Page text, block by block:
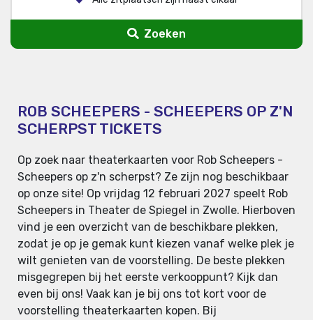
Zoeken
ROB SCHEEPERS - SCHEEPERS OP Z'N
SCHERPST TICKETS
Op zoek naar theaterkaarten voor Rob Scheepers -
Scheepers op z'n scherpst? Ze zijn nog beschikbaar
op onze site! Op vrijdag 12 februari 2027 speelt Rob
Scheepers in Theater de Spiegel in Zwolle. Hierboven
vind je een overzicht van de beschikbare plekken,
zodat je op je gemak kunt kiezen vanaf welke plek je
wilt genieten van de voorstelling. De beste plekken
misgegrepen bij het eerste verkooppunt? Kijk dan
even bij ons! Vaak kan je bij ons tot kort voor de
voorstelling theaterkaarten kopen. Bij